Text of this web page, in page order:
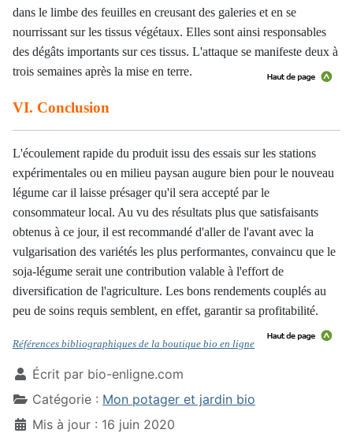
dans le limbe des feuilles en creusant des galeries et en se
nourrissant sur les tissus végétaux. Elles sont ainsi responsables
des dégâts importants sur ces tissus. L'attaque se manifeste deux à
trois semaines après la mise en terre.
VI. Conclusion
L'écoulement rapide du produit issu des essais sur les stations
expérimentales ou en milieu paysan augure bien pour le nouveau
légume car il laisse présager qu'il sera accepté par le
consommateur local. Au vu des résultats plus que satisfaisants
obtenus à ce jour, il est recommandé d'aller de l'avant avec la
vulgarisation des variétés les plus performantes, convaincu que le
soja-légume serait une contribution valable à l'effort de
diversification de l'agriculture. Les bons rendements couplés au
peu de soins requis semblent, en effet, garantir sa profitabilité.
Références bibliographiques de la boutique bio en ligne
Écrit par bio-enligne.com
Catégorie : Mon potager et jardin bio
Mis à jour : 16 juin 2020